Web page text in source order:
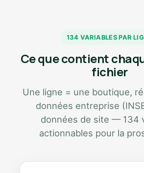
134 VARIABLES PAR
Ce que contient
fichier
Une ligne = une boutique,
données entreprise
données de site — 134
actionnables pour la